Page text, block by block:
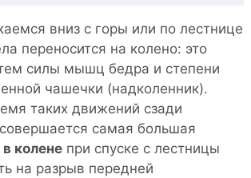
вниз с горы или по лестнице
переносится на колено: это
силы мышц бедра и степени
чашечки (надколенник).
таких движений сзади
самая большая
в коленепри спуске с лестницы
на разрыв передней